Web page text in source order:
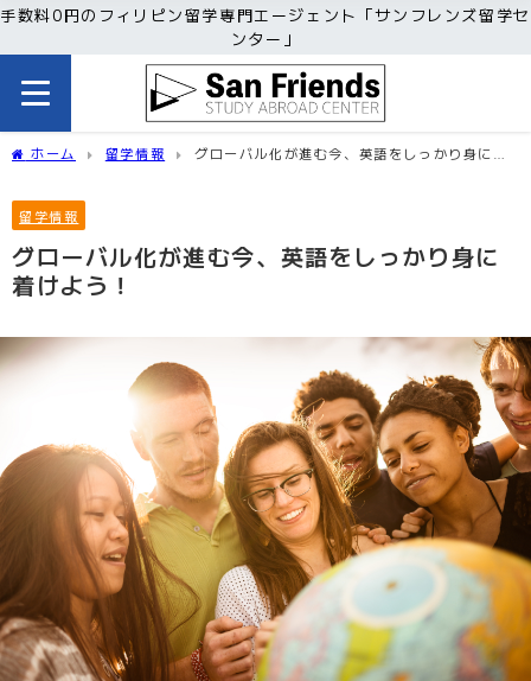
手数料0円のフィリピン留学専門エージェント「サンフレンズ留学セ
ンター」
ホーム 留学情報
グローバル化が進む今、英語をしっかり身に着
留学情報
グローバル化が進む今、英語をしっかり身に
着けよう！